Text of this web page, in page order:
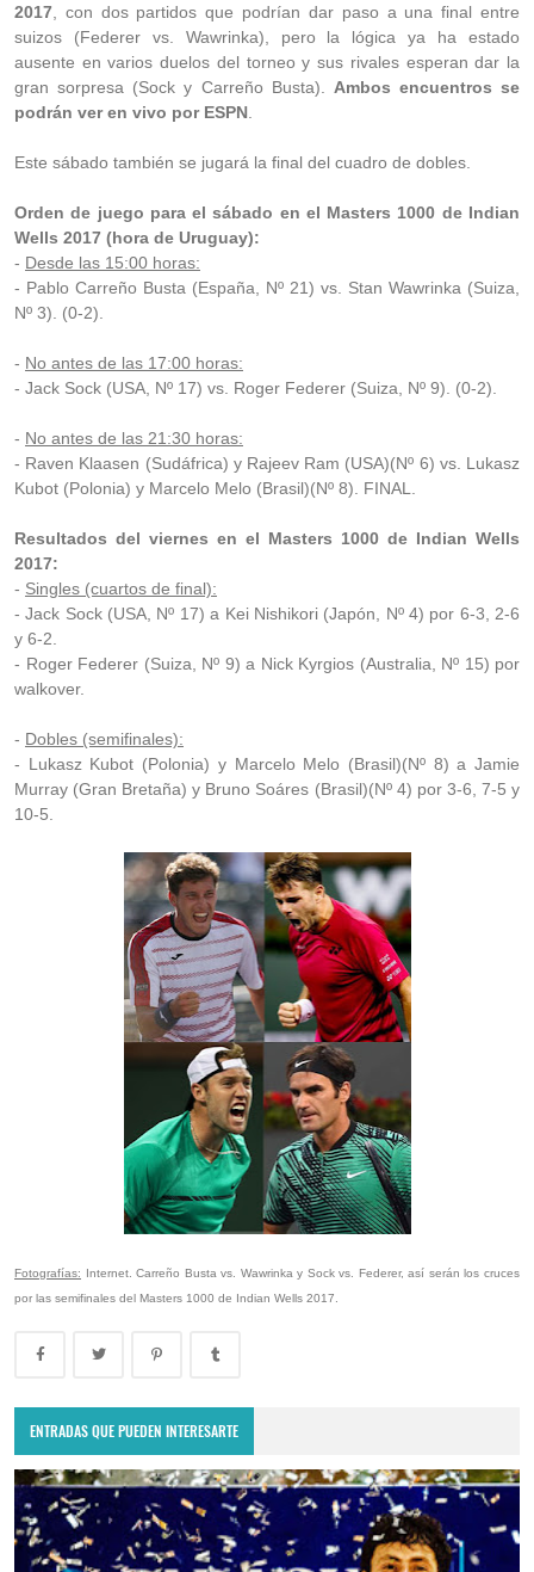
2017 , con dos partidos que podrían dar paso a una final entre
suizos (Federer vs. Wawrinka), pero la lógica ya ha estado
ausente en varios duelos del torneo y sus rivales esperan dar la
gran sorpresa (Sock y Carreño Busta). Ambos encuentros se
podrán ver en vivo por ESPN
Este sábado también se jugará la final del cuadro de dobles.
Orden de juego para el sábado en el Masters 1000 de Indian
Wells 2017 (hora de Uruguay):
- Desde las 15:00 horas:
- Pablo Carreño Busta (España, Nº 21) vs. Stan Wawrinka (Suiza,
Nº 3). (0-2).
- No antes de las 17:00 horas:
- Jack Sock (USA, Nº 17) vs. Roger Federer (Suiza, Nº 9). (0-2).
- No antes de las 21:30 horas:
- Raven Klaasen (Sudáfrica) y Rajeev Ram (USA)(Nº 6) vs. Lukasz
Kubot (Polonia) y Marcelo Melo (Brasil)(Nº 8). FINAL.
Resultados del viernes en el Masters 1000 de Indian Wells
2017:
- Singles (cuartos de final):
- Jack Sock (USA, Nº 17) a Kei Nishikori (Japón, Nº 4) por 6-3, 2-6
y 6-2.
- Roger Federer (Suiza, Nº 9) a Nick Kyrgios (Australia, Nº 15) por
walkover.
- Dobles (semifinales):
- Lukasz Kubot (Polonia) y Marcelo Melo (Brasil)(Nº 8) a Jamie
Murray (Gran Bretaña) y Bruno Soáres (Brasil)(Nº 4) por 3-6, 7-5 y
10-5.
Fotografías: Internet. Carreño Busta vs. Wawrinka y Sock vs. Federer, así serán los cruces
por las semifinales del Masters 1000 de Indian Wells 2017.
ENTRADAS QUE PUEDEN INTERESARTE